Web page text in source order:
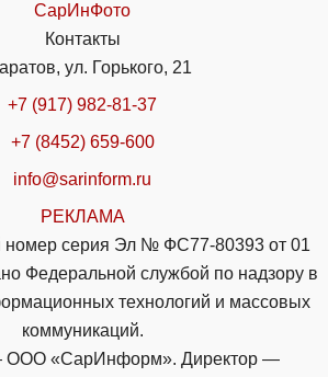
СарИнФото
Контакты
ул. Горького, 21
+7 (917) 982-81-37
+7 (8452) 659-600
info@sarinform.ru
РЕКЛАМА
номер серия Эл № ФС77-80393 от 01
Федеральной службой по надзору в
технологий и массовых
коммуникаций.
ООО «СарИнформ». Директор —